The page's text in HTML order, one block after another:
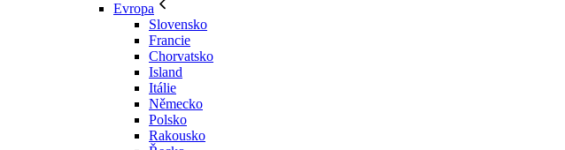
Evropa
Slovensko
Francie
Chorvatsko
Island
Itálie
Německo
Polsko
Rakousko